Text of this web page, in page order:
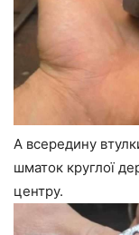
А всередину
шматок круглої
центру.